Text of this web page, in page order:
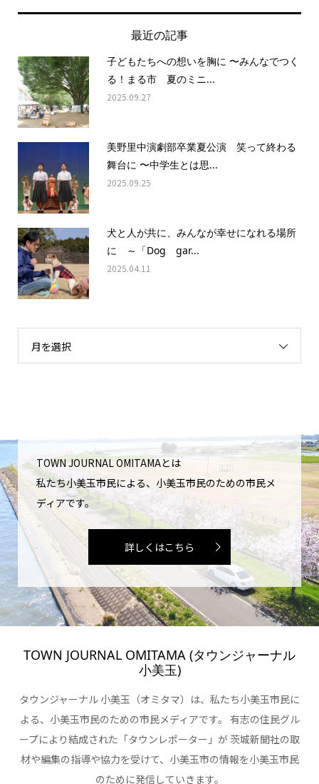
最近の記事
子どもたちへの想いを胸に 〜みんなでつく
る！まる市 夏のミニ...
2025.09.27
美野里中演劇部卒業夏公演 笑って終わる
舞台に 〜中学生とは思...
2025.09.25
犬と人が共に、みんなが幸せになれる場所
に ～「Dog gar...
2025.04.11
月を選択
TOWN JOURNAL OMITAMAとは
私たち小美玉市民による、小美玉市民のための市民メ
ディアです。
詳しくはこちら
TOWN JOURNAL OMITAMA (タウンジャーナル
小美玉)
タウンジャーナル 小美玉（オミタマ）は、私たち小美玉市民に
よる、小美玉市民のための市民メディアです。 有志の住民グル
ープにより結成された「タウンレポーター」が 茨城新聞社の取
材や編集の指導や協力を受けて、小美玉市の情報を小美玉市民
のために発信していきます。